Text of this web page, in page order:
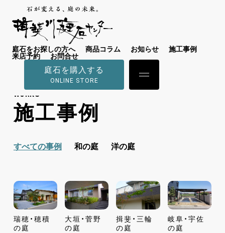
庭石をお探しの方へ 商品コラム お知らせ
施工事例
来店予約
お問合せ
庭石を購入する
ONLINE STORE
WORKS
施工事例
すべての事例 和の庭 洋の庭
瑞穂・穂積
の庭
大垣・菅野
の庭
揖斐・三輪
の庭
岐阜・宇佐
の庭